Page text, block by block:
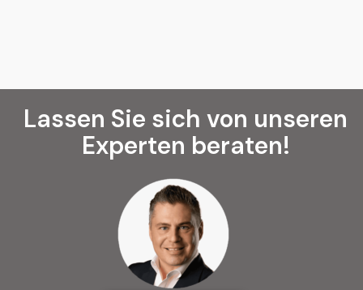
Lassen Sie sich von unseren
Experten beraten!